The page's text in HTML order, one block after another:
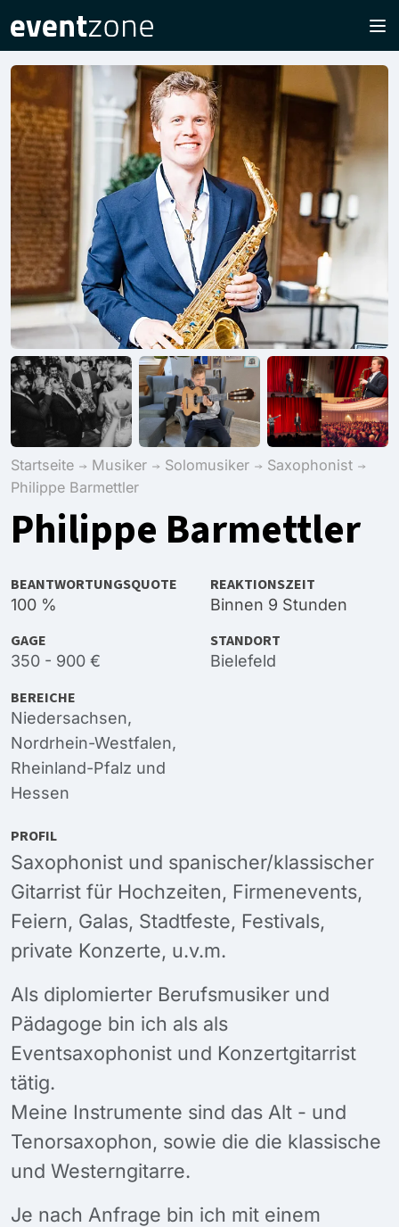
Startseite Musiker Solomusiker
Saxophonist
Philippe Barmettler
Philippe Barmettler
BEANTWORTUNGSQUOTE
100 %
REAKTIONSZEIT
Binnen 9 Stunden
GAGE
350 - 900 €
STANDORT
Bielefeld
BEREICHE
Niedersachsen,
Nordrhein-Westfalen,
Rheinland-Pfalz und
Hessen
PROFIL
Saxophonist und spanischer/klassischer
Gitarrist für Hochzeiten, Firmenevents,
Feiern, Galas, Stadtfeste, Festivals,
private Konzerte, u.v.m.
Als diplomierter Berufsmusiker und
Pädagoge bin ich als als
Eventsaxophonist und Konzertgitarrist
tätig.
Meine Instrumente sind das Alt - und
Tenorsaxophon, sowie die die klassische
und Westerngitarre.
Je nach Anfrage bin ich mit einem